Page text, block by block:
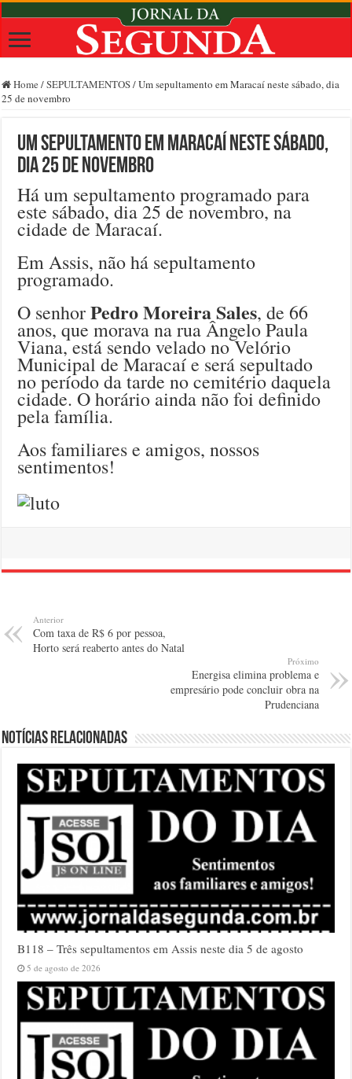
Home /SEPULTAMENTOS/Um sepultamento em Maracaí neste sábado, dia
25 de novembro
Um sepultamento em Maracaí neste sábado,
dia 25 de novembro
Há um sepultamento programado para
este sábado, dia 25 de novembro, na
cidade de Maracaí.
Em Assis, não há sepultamento
programado.
O senhorPedro Moreira Sales, de 66
anos, que morava na rua Ângelo Paula
Viana, está sendo velado no Velório
Municipal de Maracaí e será sepultado
no período da tarde no cemitério daquela
cidade. O horário ainda não foi definido
pela família.
Aos familiares e amigos, nossos
sentimentos!
Anterior
Com taxa de R$ 6 por pessoa,
Horto será reaberto antes do Natal
Próximo
Energisa elimina problema e
empresário pode concluir obra na
Prudenciana
Notícias relacionadas
B118 – Três sepultamentos em Assis neste dia 5 de agosto
5 de agosto de 2026